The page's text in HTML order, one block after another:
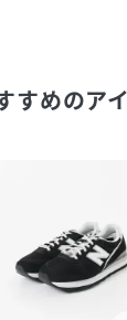
関しましては
たり具合やパ
すめのア